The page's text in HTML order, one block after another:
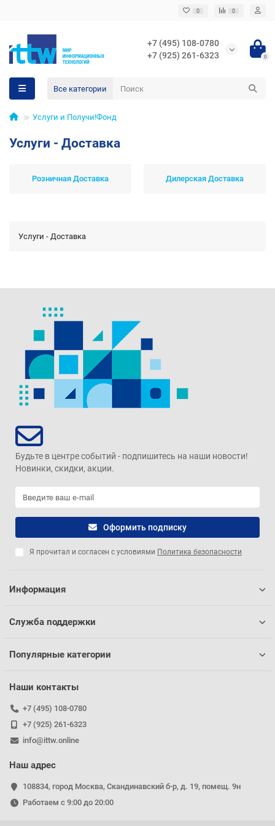
0 0
+7 (495) 108-0780
+7 (925) 261-6323
0
Все категории
Услуги и Получи!Фонд
Услуги - Доставка
Розничная Доставка Дилерская Доставка
Услуги - Доставка
Будьте в центре событий - подпишитесь на наши новости!
Новинки, скидки, акции.
Оформить подписку
Я прочитал и согласен с условиями Политика безопасности
Информация
Служба поддержки
Популярные категории
Наши контакты
+7 (495) 108-0780
+7 (925) 261-6323
info@ittw.online
Наш адрес
108834, город Москва, Скандинавский б-р, д. 19, помещ. 9н
Работаем с 9:00 до 20:00